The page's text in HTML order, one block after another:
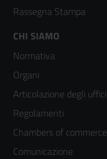
Rassegna Stampa
Footer
menù
colonna
3
CHI SIAMO
Normativa
Organi
Articolazione degli uffici
Regolamenti
Chambers of commerce
Comunicazione